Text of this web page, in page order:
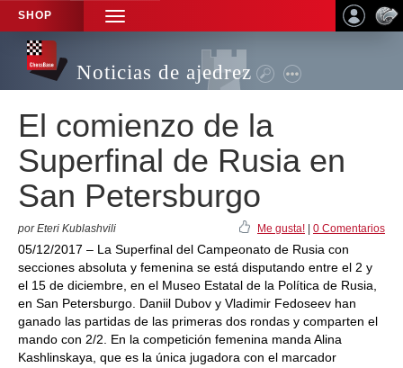
SHOP
TOGGLE
NAVIGATION
Noticias de ajedrez
El comienzo de la
Superfinal de Rusia en
San Petersburgo
por Eteri Kublashvili Me gusta! 0 Comentarios
05/12/2017 – La Superfinal del Campeonato de Rusia con
secciones absoluta y femenina se está disputando entre el 2 y
el 15 de diciembre, en el Museo Estatal de la Política de Rusia,
en San Petersburgo. Daniil Dubov y Vladimir Fedoseev han
ganado las partidas de las primeras dos rondas y comparten el
mando con 2/2. En la competición femenina manda Alina
Kashlinskaya, que es la única jugadora con el marcador